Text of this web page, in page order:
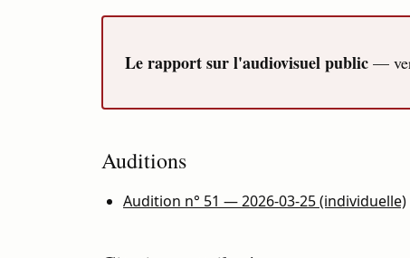
Le rapport sur l'audiovisuel public —
Auditions
Audition n° 51 — 2026-03-25 (individuelle)